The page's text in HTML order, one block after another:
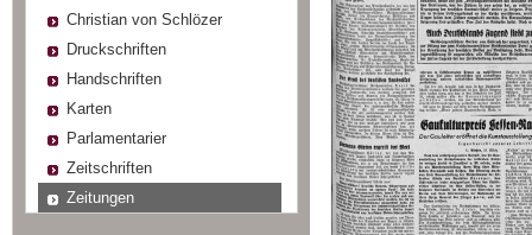
Christian von Schlözer
Druckschriften
Handschriften
Karten
Parlamentarier
Zeitschriften
Zeitungen